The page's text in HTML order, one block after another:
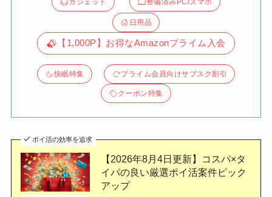
日用品
【1,000P】お得なAmazonプライム入会
快眠特集 プライム会員向けサブスク割引
クーポン特集
ポイ活の効率を追求
【2026年8月4日更新】コスパ×タ
イパの良い厳選ポイ活案件ピック
アップ